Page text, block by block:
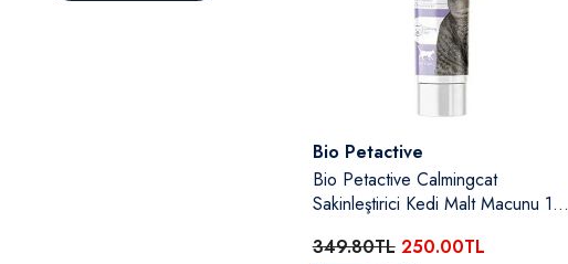
Satıcı:
Bio Petactive
Bio Petactive Calmingcat
Sakinleştirici Kedi Malt Macunu 100
349.80TL 250.00TL